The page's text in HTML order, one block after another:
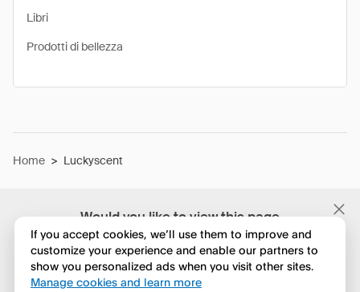
Would you like to view this page
in English?
No, continua a esplorare
Libri
Prodotti di bellezza
Home > Luckyscent
If you accept cookies, we’ll use them to improve and
customize your experience and enable our partners to
show you personalized ads when you visit other sites.
Manage cookies and learn more